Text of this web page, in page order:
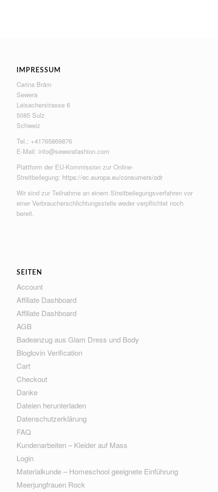
IMPRESSUM
Carina Bräm
Sewera
Leisacherstrasse 6
5085 Sulz
Schweiz
Tel.: +41765869876
E-Mail: info@sewerafashion.com
Plattform der EU-Kommission zur Online-
Streitbeilegung: https://ec.europa.eu/consumers/odr
Wir sind zur Teilnahme an einem Streitbeilegungsverfahren vor
einer Verbraucherschlichtungsstelle weder verpflichtet noch
bereit.
SEITEN
Account
Affiliate Dashboard
Affiliate Dashboard
AGB
Badeanzug aus Glam Dress und Body
Bloglovin Verification
Cart
Checkout
Danke
Dateien herunterladen
Datenschutzerklärung
FAQ
Kundenarbeiten – Kleider auf Mass
Login
Materialkunde – Homeschool geeignete Einführung
Meerjungfrauen Rock